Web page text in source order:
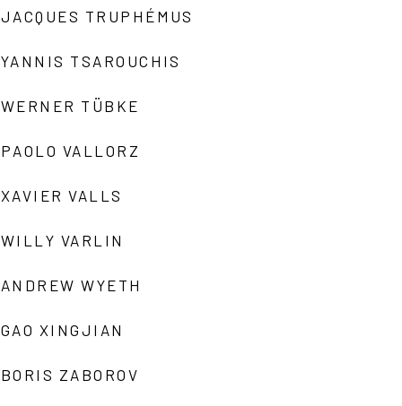
JACQUES TRUPHÉMUS
YANNIS TSAROUCHIS
WERNER TÜBKE
PAOLO VALLORZ
XAVIER VALLS
WILLY VARLIN
ANDREW WYETH
GAO XINGJIAN
BORIS ZABOROV